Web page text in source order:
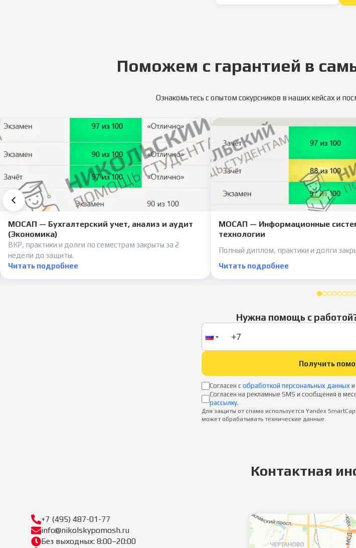
Поможем с гарантией в
Ознакомьтесь с опытом сокурсников в наших кейсах и
МОСАП — Бухгалтерский учет, анализ и аудит
(Экономика)
ВКР, практики и долги по семестрам закрыты за 2
недели до защиты.
Читать подробнее
МОСАП — Информационные
технологии
Полный диплом, практики и долги
Читать подробнее
Нужна помощь с
Получить
Согласен с обработкой персональных данных и
Согласен на рекламные SMS и сообщения в
рассылку.
Для защиты от спама используется Yandex
может обрабатывать технические данные.
Контактная
+7 (495) 487-01-77
info@nikolskypomosh.ru
Без выходных: 8:00–20:00